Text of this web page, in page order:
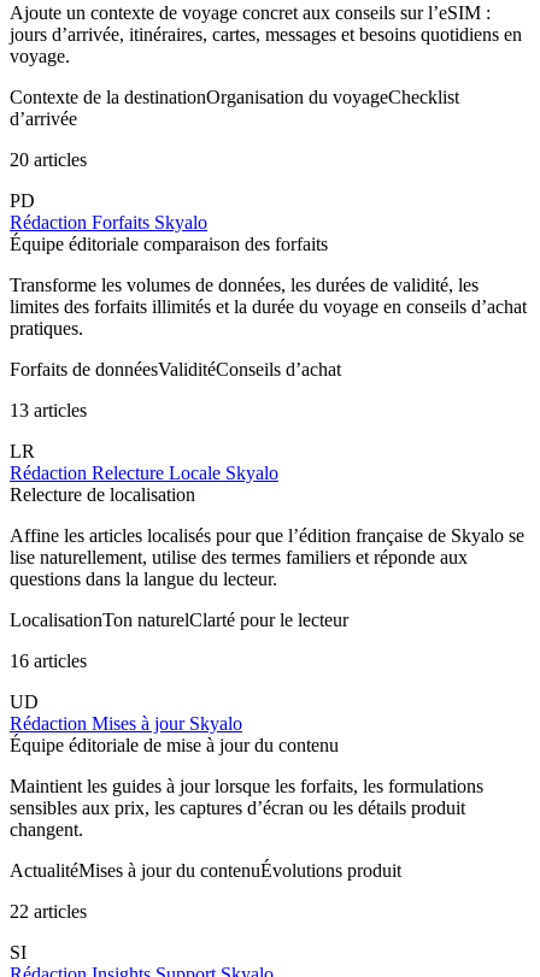
Ajoute un contexte de voyage concret aux conseils sur l’eSIM :
jours d’arrivée, itinéraires, cartes, messages et besoins quotidiens en
voyage.
Contexte de la destinationOrganisation du voyageChecklist
d’arrivée
20 articles
PD
Rédaction Forfaits Skyalo
Équipe éditoriale comparaison des forfaits
Transforme les volumes de données, les durées de validité, les
limites des forfaits illimités et la durée du voyage en conseils d’achat
pratiques.
Forfaits de donnéesValiditéConseils d’achat
13 articles
LR
Rédaction Relecture Locale Skyalo
Relecture de localisation
Affine les articles localisés pour que l’édition française de Skyalo se
lise naturellement, utilise des termes familiers et réponde aux
questions dans la langue du lecteur.
LocalisationTon naturelClarté pour le lecteur
16 articles
UD
Rédaction Mises à jour Skyalo
Équipe éditoriale de mise à jour du contenu
Maintient les guides à jour lorsque les forfaits, les formulations
sensibles aux prix, les captures d’écran ou les détails produit
changent.
ActualitéMises à jour du contenuÉvolutions produit
22 articles
SI